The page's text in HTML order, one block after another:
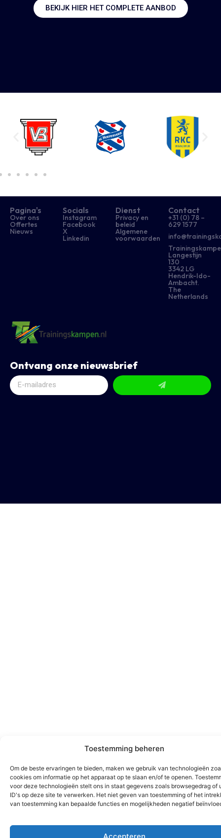
Toestemming beheren
Om de beste ervaringen te bieden, maken we gebruik van technologieën
cookies om informatie op het apparaat op te slaan en/of te openen.
voor deze technologieën stelt ons in staat gegevens zoals browsegedrag of
ID's op deze site te verwerken. Het niet geven van toestemming of het
van toestemming kan bepaalde functies en mogelijkheden negatief
Accepteren
BEKIJK HIER HET COMPLETE AANBOD
Pagina's
Over ons
Offertes
Nieuws
Socials
Instagram
Facebook
X
Linkedin
Dienst
Privacy en
beleid
Algemene
voorwaarden
Contact
+31 (0) 78 –
629 1577​
Langestijn
130
3342 LG
Hendrik-Ido-
Ambacht.
The
Netherlands
Ontvang onze nieuwsbrief